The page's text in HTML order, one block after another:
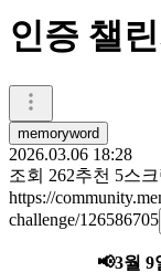
인증 챌
memoryword
2026.03.06 18:28
조회 262추천 5스크
https://
challenge/126586705
📢3월 9